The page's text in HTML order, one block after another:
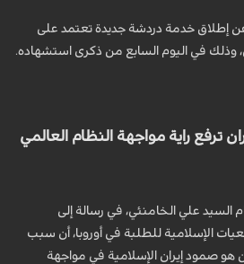
إطلاق خدمة دردشة جديدة تعتمد على
وذلك في اليوم السابع من ذكرى استشهاده.
ترفع راية مواجهة النظام العالمي
السيد علي الخامنئي، في رسالة إلى
الإسلامية للطلبة في أوروبا، أن سبب
هو صمود إيران الإسلامية في مواجهة